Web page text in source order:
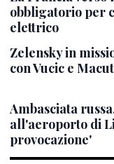
obbligatorio per
elettrico
Zelensky in
con Vucic e
Ambasciata
all'aeroporto di
provocazione'